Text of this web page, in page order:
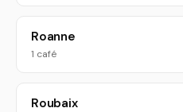
Roanne
1 café
Roubaix